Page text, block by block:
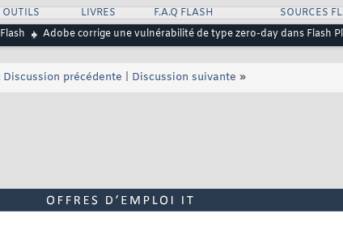
OUTILS LIVRES F.A.Q FLASH
SOURCES
Flash Adobe corrige une vulnérabilité de type zero-day dans Flash
Discussion précédente Discussion suivante »